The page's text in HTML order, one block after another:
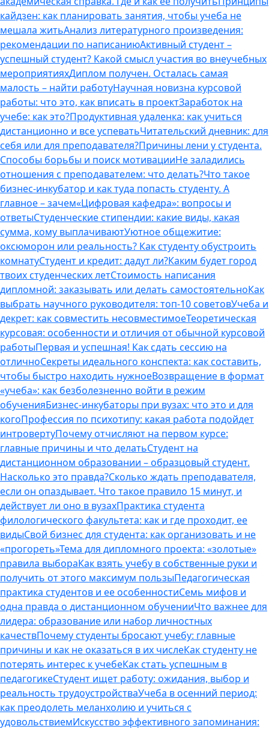
кайдзен: как планировать занятия, чтобы учеба не
мешала житьАнализ литературного произведения:
рекомендации по написаниюАктивный студент –
успешный студент? Какой смысл участия во внеучебных
мероприятияхДиплом получен. Осталась самая
малость – найти работуНаучная новизна курсовой
работы: что это, как вписать в проектЗаработок на
учебе: как это?Продуктивная удаленка: как учиться
дистанционно и все успеватьЧитательский дневник: для
себя или для преподавателя?Причины лени у студента.
Способы борьбы и поиск мотивацииНе заладились
отношения с преподавателем: что делать?Что такое
бизнес-инкубатор и как туда попасть студенту. А
главное – зачем«Цифровая кафедра»: вопросы и
ответыСтуденческие стипендии: какие виды, какая
сумма, кому выплачиваютУютное общежитие:
оксюморон или реальность? Как студенту обустроить
комнатуСтудент и кредит: дадут ли?Каким будет город
твоих студенческих летСтоимость написания
дипломной: заказывать или делать самостоятельноКак
выбрать научного руководителя: топ-10 советовУчеба и
декрет: как совместить несовместимоеТеоретическая
курсовая: особенности и отличия от обычной курсовой
работыПервая и успешная! Как сдать сессию на
отличноСекреты идеального конспекта: как составить,
чтобы быстро находить нужноеВозвращение в формат
«учеба»: как безболезненно войти в режим
обученияБизнес-инкубаторы при вузах: что это и для
когоПрофессия по психотипу: какая работа подойдет
интровертуПочему отчисляют на первом курсе:
главные причины и что делатьСтудент на
дистанционном образовании – образцовый студент.
Насколько это правда?Сколько ждать преподавателя,
если он опаздывает. Что такое правило 15 минут, и
действует ли оно в вузахПрактика студента
филологического факультета: как и где проходит, ее
видыСвой бизнес для студента: как организовать и не
«прогореть»Тема для дипломного проекта: «золотые»
правила выбораКак взять учебу в собственные руки и
получить от этого максимум пользыПедагогическая
практика студентов и ее особенностиСемь мифов и
одна правда о дистанционном обученииЧто важнее для
лидера: образование или набор личностных
качествПочему студенты бросают учебу: главные
причины и как не оказаться в их числеКак студенту не
потерять интерес к учебеКак стать успешным в
педагогикеСтудент ищет работу: ожидания, выбор и
реальность трудоустройстваУчеба в осенний период:
как преодолеть меланхолию и учиться с
удовольствиемИскусство эффективного запоминания: